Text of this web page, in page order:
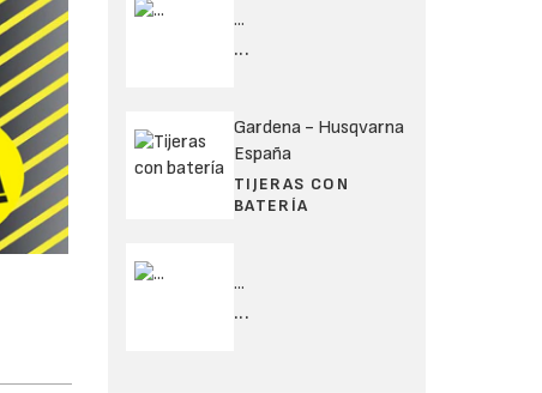
...
...
Gardena - Husqvarna
España
TIJERAS CON
BATERÍA
...
...